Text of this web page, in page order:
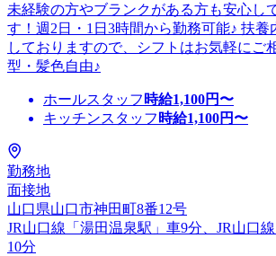
未経験の方やブランクがある方も安心し
す！週2日・1日3時間から勤務可能♪ 扶養
しておりますので、シフトはお気軽に
型・髪色自由♪
ホールスタッフ 時給1,100円〜
キッチンスタッフ 時給1,100円〜
勤務地
面接地
山口県山口市神田町8番12号
JR山口線「湯田温泉駅」車9分、JR山口
10分